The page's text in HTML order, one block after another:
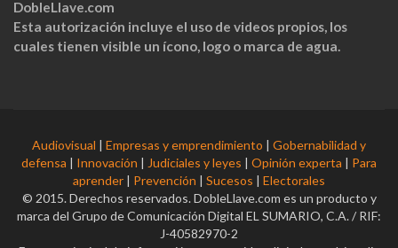
DobleLlave.com
Esta autorización incluye el uso de videos propios, los
cuales tienen visible un ícono, logo o marca de agua.
Audiovisual | Empresas y emprendimiento | Gobernabilidad y
defensa | Innovación | Judiciales y leyes | Opinión experta | Para
aprender | Prevención | Sucesos | Electorales
© 2015. Derechos reservados. DobleLlave.com es un producto y
marca del Grupo de Comunicación Digital EL SUMARIO, C.A. / RIF:
J-40582970-2